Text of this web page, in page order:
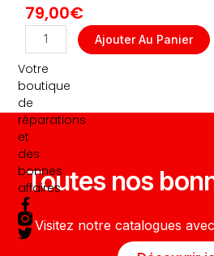
79,00€
quantité
de
REMPLACEMENT
BATTERIE
GALAXY
S10
LITE
G770F
Ajouter Au Panier
Toutes nos
Visitez notre catalogues
Votre
boutique
de
réparations
et
des
bonnes
affaires.
F
a
c
T
w
i